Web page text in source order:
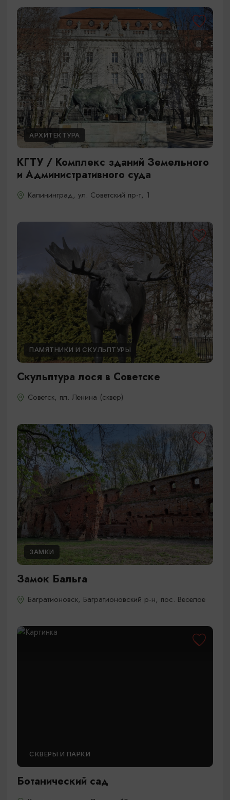
АРХИТЕКТУРА
КГТУ / Комплекс зданий Земельного
и Административного суда
Калининград, ул. Советский пр-т, 1
ПАМЯТНИКИ И СКУЛЬПТУРЫ
Скульптура лося в Советске
Советск, пл. Ленина (сквер)
ЗАМКИ
Замок Бальга
Багратионовск, Багратионовский р-н, пос. Веселое
СКВЕРЫ И ПАРКИ
Ботанический сад